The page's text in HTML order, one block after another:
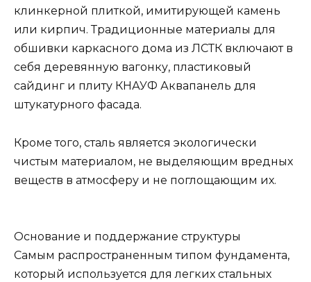
клинкерной плиткой, имитирующей камень
или кирпич. Традиционные материалы для
обшивки каркасного дома из ЛСТК включают в
себя деревянную вагонку, пластиковый
сайдинг и плиту КНАУФ Аквапанель для
штукатурного фасада.
Кроме того, сталь является экологически
чистым материалом, не выделяющим вредных
веществ в атмосферу и не поглощающим их.
Основание и поддержание структуры
Самым распространенным типом фундамента,
который используется для легких стальных